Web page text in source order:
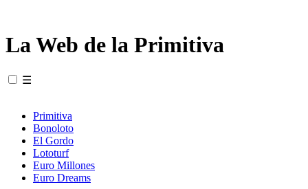
La Web de la Primitiva
☰
Primitiva
Bonoloto
El Gordo
Lototurf
Euro Millones
Euro Dreams